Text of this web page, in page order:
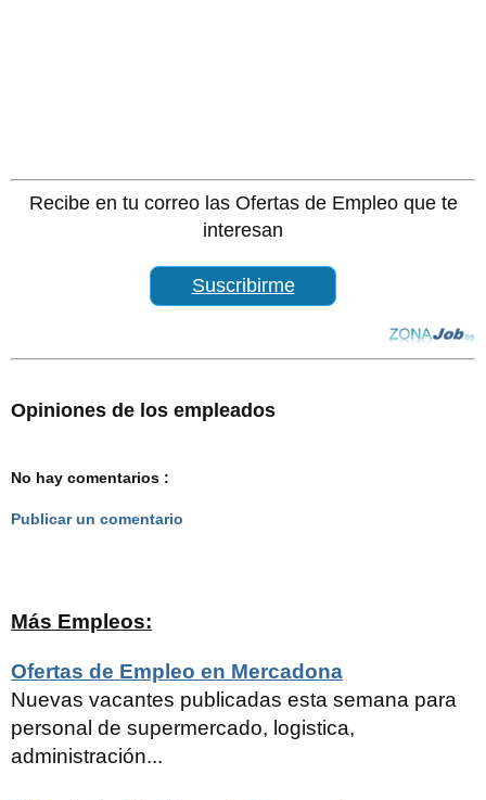
Recibe en tu correo las Ofertas de Empleo que te
interesan
Suscribirme
Opiniones de los empleados
No hay comentarios :
Publicar un comentario
Más Empleos:
Ofertas de Empleo en Mercadona
Nuevas vacantes publicadas esta semana para
personal de supermercado, logistica,
administración...